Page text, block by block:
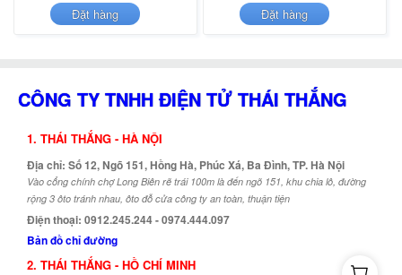
Đặt hàng
Đặt hàng
CÔNG TY TNHH ĐIỆN TỬ THÁI THẮNG
1. THÁI THẮNG - HÀ NỘI
Địa chỉ: Số 12, Ngõ 151, Hồng Hà, Phúc Xá, Ba Đình, TP. Hà Nội
Vào cổng chính chợ Long Biên rẽ trái 100m là đến ngõ 151, khu chia lô, đường
rộng 3 ôto tránh nhau, ôto đỗ cửa công ty an toàn, thuận tiện
Điện thoại: 0912.245.244 - 0974.444.097
Bản đồ chỉ đường
2. THÁI THẮNG - HỒ CHÍ MINH